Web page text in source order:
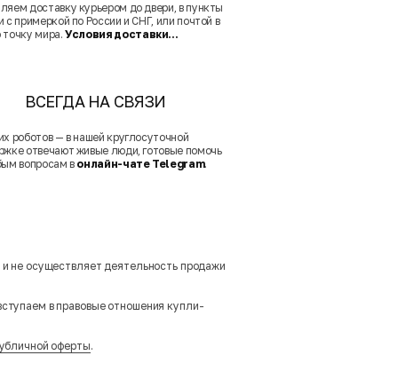
доставку курьером до двери, в пункты
с примеркой по России и СНГ, или почтой в
мира.Условия доставки...
ВСЕГДА НА СВЯЗИ
роботов — в нашей круглосуточной
отвечают живые люди, готовые помочь
вопросам в онлайн-чате Telegram.
не осуществляет деятельность продажи
в правовые отношения купли-
оферты.